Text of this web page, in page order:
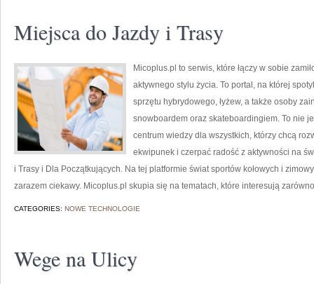
Miejsca do Jazdy i Trasy
Micoplus.pl to serwis, które łączy w sobie
aktywnego stylu życia. To portal, na której
sprzętu hybrydowego, łyżew, a także osoby
snowboardem oraz skateboardingiem. To nie
centrum wiedzy dla wszystkich, którzy chcą
ekwipunek i czerpać radość z aktywności na
i Trasy i Dla Początkujących. Na tej platformie świat sportów kołowych i
zarazem ciekawy. Micoplus.pl skupia się na tematach, które interesują zarówno
CATEGORIES: NOWE TECHNOLOGIE
Wege na Ulicy